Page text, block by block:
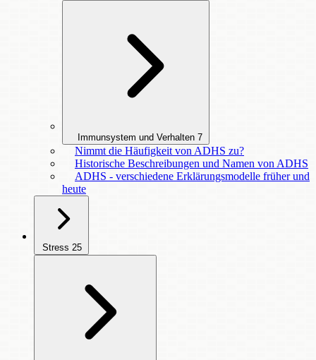
Immunsystem und Verhalten 7
Nimmt die Häufigkeit von ADHS zu?
Historische Beschreibungen und Namen von ADHS
ADHS - verschiedene Erklärungsmodelle früher und
heute
Stress 25